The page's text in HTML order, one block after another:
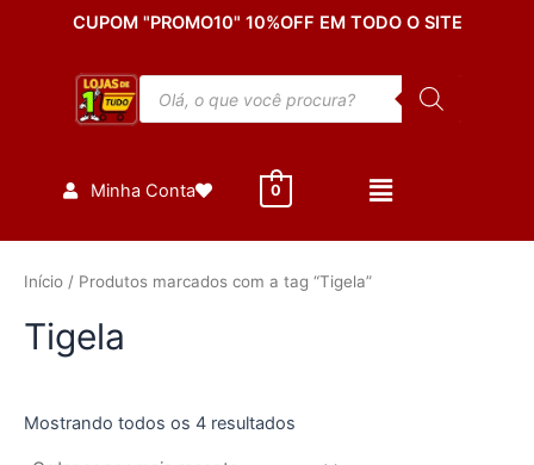
CUPOM "PROMO10" 10%OFF EM TODO O SITE
Pesquisar
produtos
Minha Conta 0
Início / Produtos marcados com a tag “Tigela”
Tigela
Mostrando todos os 4 resultados
por